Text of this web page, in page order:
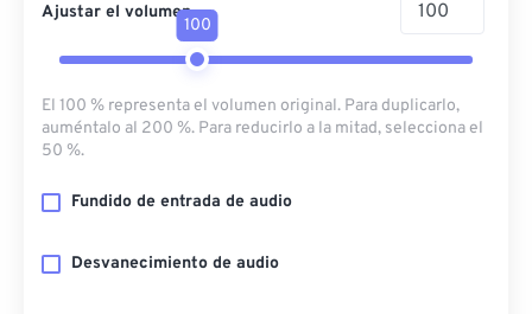
Ajustar el volumen
100
El 100 % representa el volumen original. Para duplicarlo,
auméntalo al 200 %. Para reducirlo a la mitad, selecciona el
50 %.
Fundido de entrada de audio
Desvanecimiento de audio